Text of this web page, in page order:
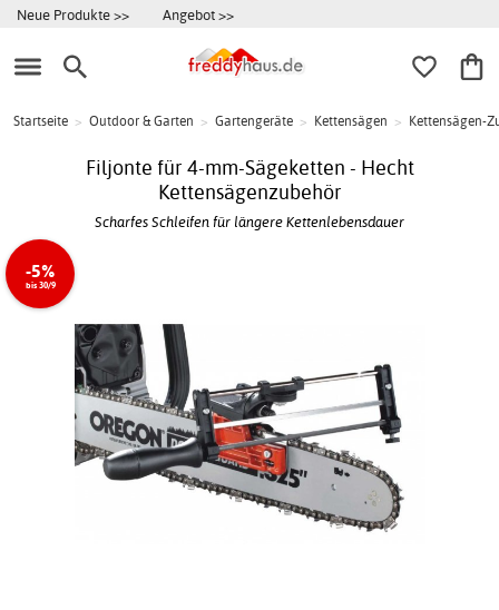
Neue Produkte >> Angebot >>
Startseite > Outdoor & Garten > Gartengeräte > Kettensägen > Kettensägen-
Filjonte für 4-mm-Sägeketten - Hecht
Kettensägenzubehör
Scharfes Schleifen für längere Kettenlebensdauer
-5%
bis 30/9